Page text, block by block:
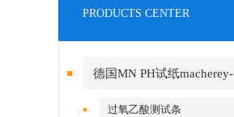
PRODUCTS CENTER
德国MN PH试纸macherey-
nagel过氧乙酸测试条